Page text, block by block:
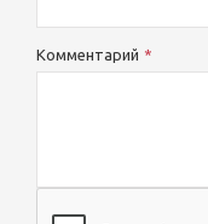
Комментарий